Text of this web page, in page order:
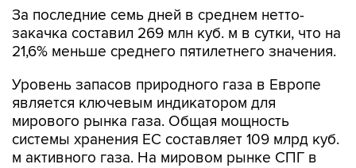
21,6% меньше среднего пятилетнего значения.
Уровень запасов природного газа в Европе
мирового рынка газа. Общая мощность
системы хранения ЕС составляет 109 млрд куб.
м активного газа. На мировом рынке СПГ в
совокупности Европа стала крупнейшим
импортером.